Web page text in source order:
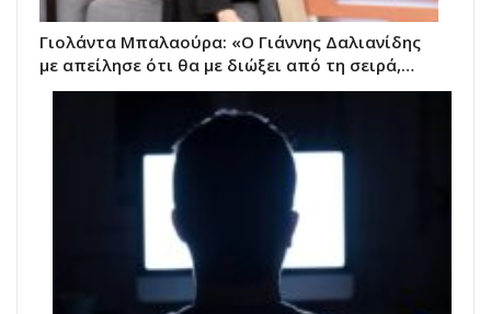
Γιολάντα Μπαλαούρα: «Ο Γιάννης Δαλιανίδης
με απείλησε ότι θα με διώξει από τη σειρά,…